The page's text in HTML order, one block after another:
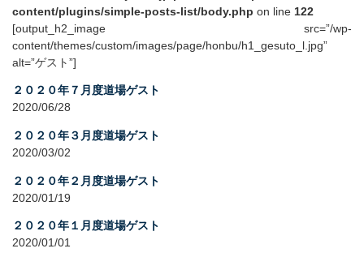
content/plugins/simple-posts-list/body.php on line 122
[output_h2_image src=”/wp-
content/themes/custom/images/page/honbu/h1_gesuto_l.jpg”
alt=”ゲスト”]
２０２０年７月度道場ゲスト
2020/06/28
２０２０年３月度道場ゲスト
2020/03/02
２０２０年２月度道場ゲスト
2020/01/19
２０２０年１月度道場ゲスト
2020/01/01